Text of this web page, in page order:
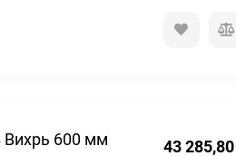
Вихрь 600 мм 43 285,80